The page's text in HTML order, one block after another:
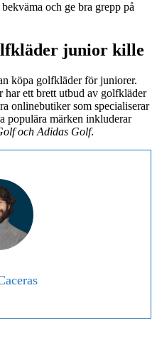
och ge bra grepp på
junior kille
köpa golfkläder för juniorer.
ett brett utbud av golfkläder
onlinebutiker som specialiserar
populära märken inkluderar
och Adidas Golf.